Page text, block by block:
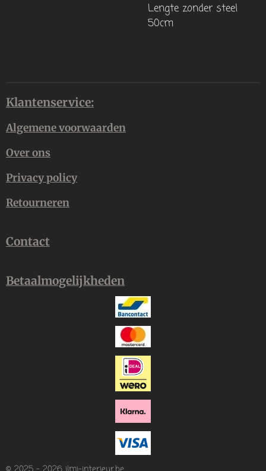
Lengte zonder steel
50cm
Klantenservice:
Algemene voorwaarden
Over ons
Privacy policy
Retourneren
Contact
Betaalmogelijkheden